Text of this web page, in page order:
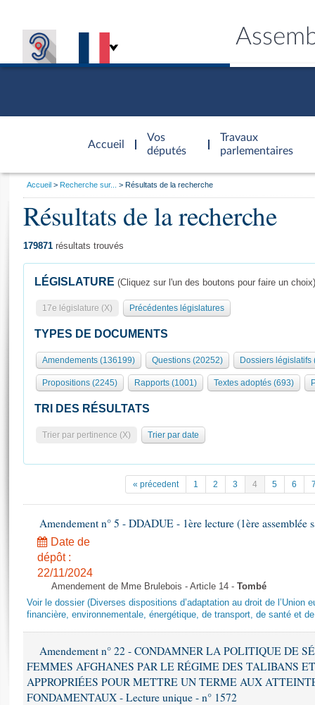
Accueil
d'accueil
Vos
députés
Travaux
parlementaires
Présidence
577 députés
Groupes politiques
Séance publique
Commissions et autres organes
Europe et International
Pétitions
Projets de loi
Propositions de loi
Amendements
Textes adoptés
Rapports d'information
Rapports d'enquête
Rapports législatifs
Rapports sur l'application des lois
Baromètre de l’application des lois
Général
Rôle et pouvoirs de l'Assemblée
Organisation de l'Assemblée
Présidence Conférence des Présidents Bureau Collège des
Statistiques et chiffres clés
Documents de référence
( Constitution | Règlement de l'Assemblée ... )
Histoire
Juniors
Anciennes législatures
Liens vers les sites publics
Visiter l'Assemblée
Visite virtuelle du palais Bourbon
Assister à une séance
Contacts et plan d'accès
Photos libres de droit
Vous
Accueil Recherche sur... Résultats de la recherche
Résultats de la recherche
179871 résultats trouvés
LÉGISLATURE (Cliquez sur l'un des boutons pour faire un choix)
17e législature (X) Précédentes législatures
TYPES DE DOCUMENTS
Amendements (136199) Questions (20252) Dossiers législatifs
Propositions (2245) Rapports (1001) Textes adoptés (693)
TRI DES RÉSULTATS
Trier par pertinence (X) Trier par date
« précedent 1 2 3 4 5 6
Amendement n° 5 - DDADUE - 1ère lecture (1ère assemblée
Date de
dépôt :
22/11/2024
Amendement de Mme Brulebois - Article 14 - Tombé
Voir le dossier (Diverses dispositions d’adaptation au droit de l’Union
financière, environnementale, énergétique, de transport, de santé et
Amendement n° 22 - CONDAMNER LA POLITIQUE DE
FEMMES AFGHANES PAR LE RÉGIME DES TALIBANS
APPROPRIÉES POUR METTRE UN TERME AUX
FONDAMENTAUX - Lecture unique - n° 1572